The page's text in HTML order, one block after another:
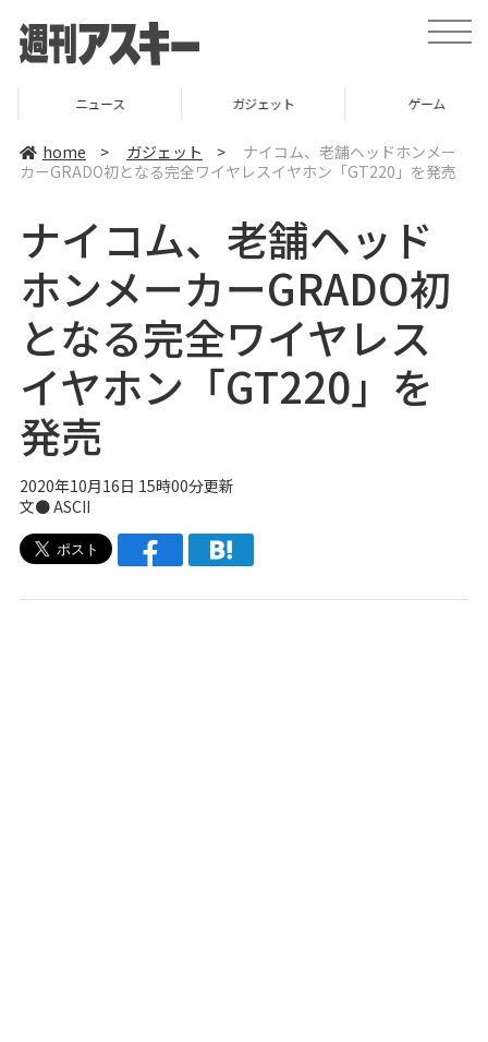
t
o
v
i
n
ニュース ガジェット ゲーム
home > ガジェット >
ナイコム、老舗ヘッドホンメー
カーGRADO初となる完全ワイヤレスイヤホン「GT220」を発売
ナイコム、老舗ヘッド
ホンメーカーGRADO初
となる完全ワイヤレス
イヤホン「GT220」を
発売
2020年10月16日 15時00分更新
文● ASCII